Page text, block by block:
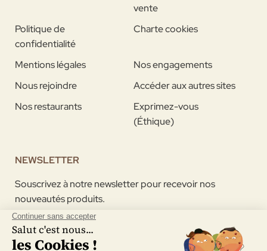
vente
Politique de
confidentialité
Charte cookies
Mentions légales
Nos engagements
Nous rejoindre
Accéder aux autres sites
Nos restaurants
Exprimez-vous
(Éthique)
NEWSLETTER
Souscrivez à notre newsletter pour recevoir nos
nouveautés produits.